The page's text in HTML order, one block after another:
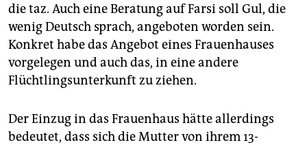
die taz. Auch eine Beratung auf Farsi soll Gul, die
wenig Deutsch sprach, angeboten worden sein.
Konkret habe das Angebot eines Frauenhauses
vorgelegen und auch das, in eine andere
Flüchtlingsunterkunft zu ziehen.
Der Einzug in das Frauenhaus hätte allerdings
bedeutet, dass sich die Mutter von ihrem 13-